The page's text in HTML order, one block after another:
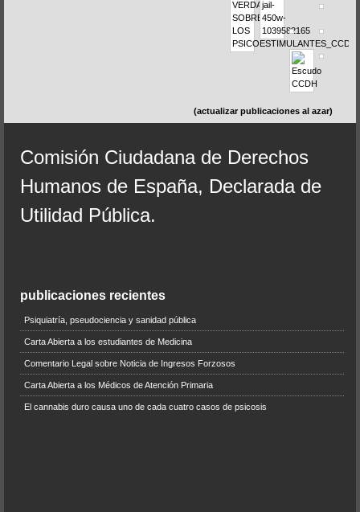
(actualizar publicaciones al azar)
Comisión Ciudadana de Derechos
Humanos de España, Declarada de
Utilidad Pública.
publicaciones recientes
Psiquiatría, pseudociencia y sanidad pública
Carta Abierta a los estudiantes de Medicina
Comentario Legal sobre Noticia de Ingresos Forzosos
Carta Abierta a los Médicos de Atención Primaria
El cannabis duro causa uno de cada cuatro casos de psicosis